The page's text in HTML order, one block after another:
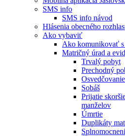
SMS info
SMS info návod
Hlásenia obecného
Ako vybaviť
Ako komunikovať
Matričný úrad a
Trvalý pobyt
Prechodný
Sobáš
Prijatie
manželov
Úmrtie
Duplikáty